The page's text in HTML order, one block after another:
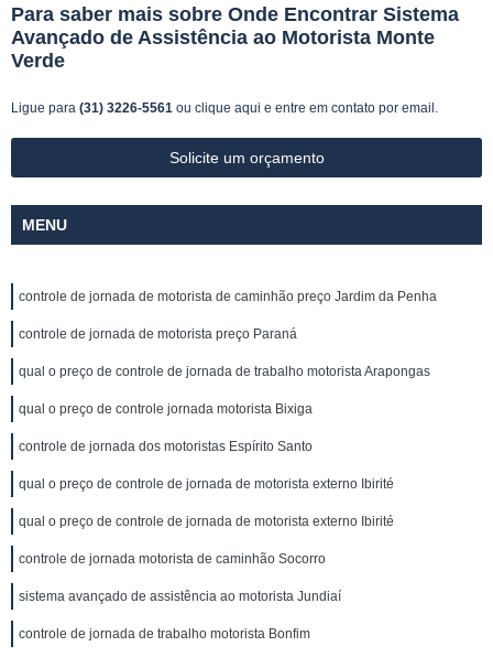
Para saber mais sobre Onde Encontrar Sistema
Avançado de Assistência ao Motorista Monte
Verde
Ligue para (31) 3226-5561 ou clique aqui e entre em contato por email.
Solicite um orçamento
MENU
controle de jornada de motorista de caminhão preço Jardim da Penha
controle de jornada de motorista preço Paraná
qual o preço de controle de jornada de trabalho motorista Arapongas
qual o preço de controle jornada motorista Bixiga
controle de jornada dos motoristas Espírito Santo
qual o preço de controle de jornada de motorista externo Ibirité
qual o preço de controle de jornada de motorista externo Ibirité
controle de jornada motorista de caminhão Socorro
sistema avançado de assistência ao motorista Jundiaí
controle de jornada de trabalho motorista Bonfim